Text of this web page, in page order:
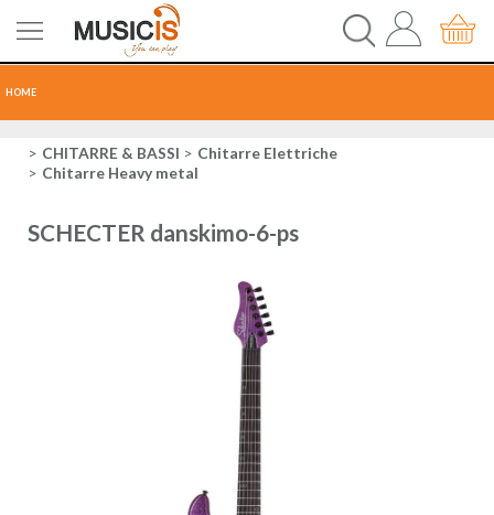
HOME
CHITARRECHITARRE & BASSI
Chitarre Elettriche
Chitarre Heavy metal
SCHECTER danskimo-6-ps